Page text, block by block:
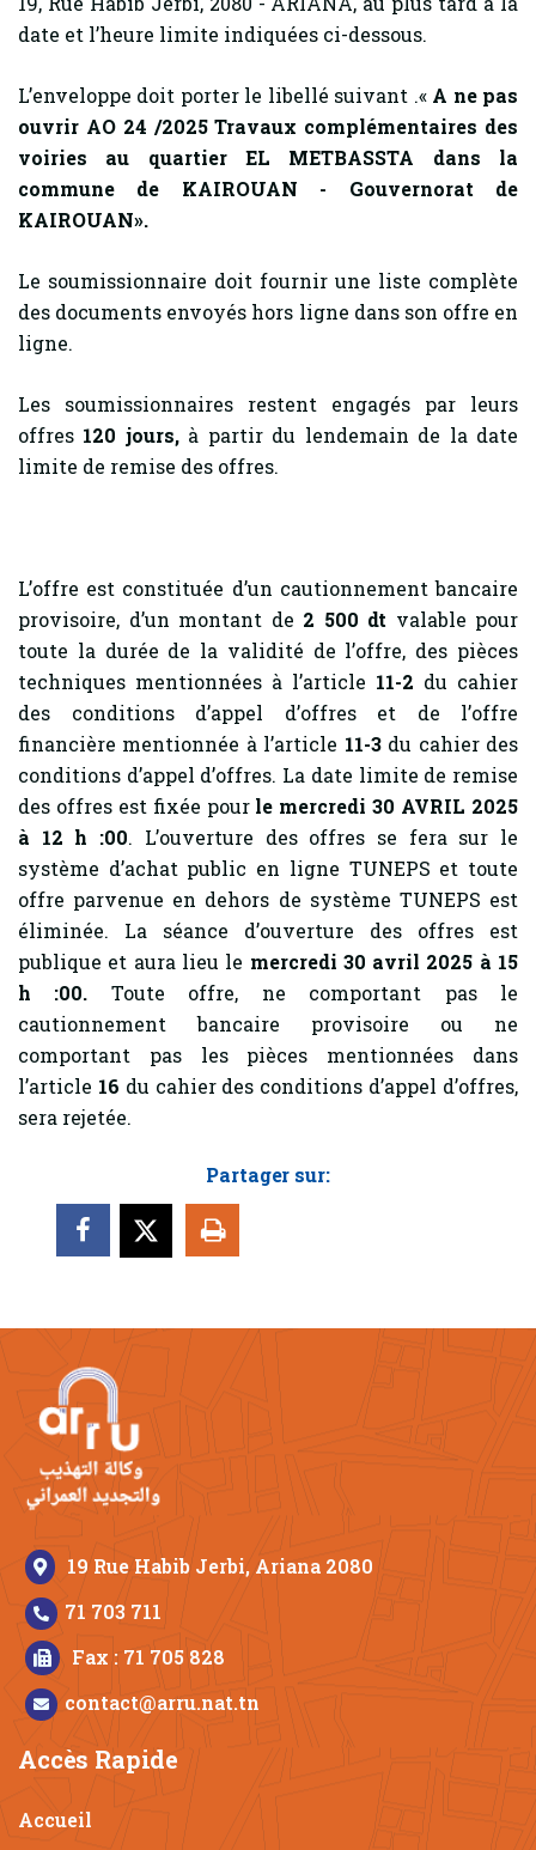
date et l’heure limite indiquées ci-dessous.
L’enveloppe doit porter le libellé suivant .« A ne pas
ouvrir AO 24 /2025 Travaux complémentaires des
voiries au quartier EL METBASSTA dans la
commune de KAIROUAN - Gouvernorat de
KAIROUAN».
Le soumissionnaire doit fournir une liste complète
des documents envoyés hors ligne dans son offre en
ligne.
Les soumissionnaires restent engagés par leurs
offres 120 jours,à partir du lendemain de la date
limite de remise des offres.
L’offre est constituée d’un cautionnement bancaire
provisoire, d’un montant de 2 500 dt valable pour
toute la durée de la validité de l’offre, des pièces
techniques mentionnées à l’article 11-2 du cahier
des conditions d’appel d’offres et de l’offre
financière mentionnée à l’article 11-3du cahier des
conditions d’appel d’offres. La date limite de remise
des offres est fixée pourle mercredi 30 AVRIL 2025
à 12 h :00. L’ouverture des offres se fera sur le
système d’achat public en ligne TUNEPS et toute
offre parvenue en dehors de système TUNEPS est
éliminée. La séance d’ouverture des offres est
publique et aura lieu le mercredi 30 avril 2025 à 15
h :00. Toute offre, ne comportant pas le
cautionnement bancaire provisoire ou ne
comportant pas les pièces mentionnées dans
l’article 16 du cahier des conditions d’appel d’offres,
sera rejetée.
Partager sur:
19 Rue Habib Jerbi, Ariana 2080
71 703 711
Fax : 71 705 828
contact@arru.nat.tn
Accès Rapide
Accueil